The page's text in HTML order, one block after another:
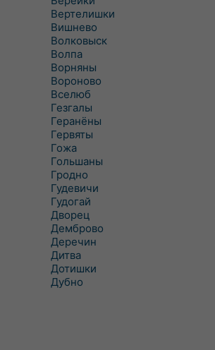
Вертелишки
Вишнево
Волковыск
Волпа
Ворняны
Вороново
Вселюб
Гезгалы
Геранёны
Гервяты
Гожа
Гольшаны
Гродно
Гудевичи
Гудогай
Дворец
Демброво
Деречин
Дитва
Дотишки
Дубно